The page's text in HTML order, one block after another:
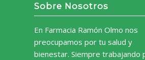
Sobre Nosotros
En Farmacia Ramón Olmo nos
preocupamos por tu salud y
bienestar. Siempre trabajando